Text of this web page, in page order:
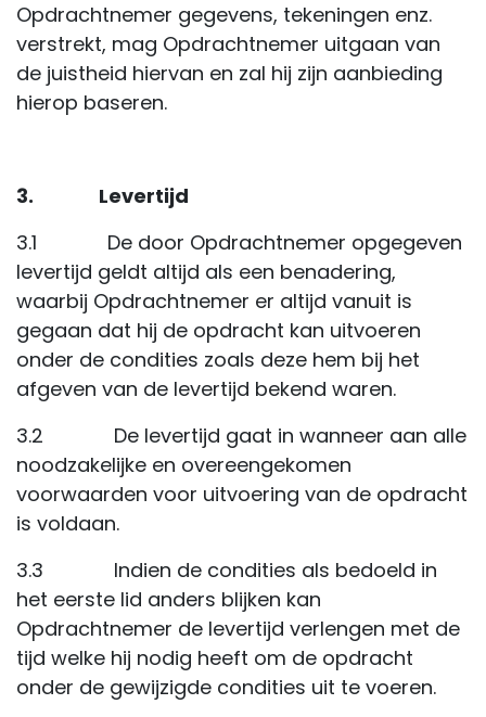
Opdrachtnemer gegevens, tekeningen enz.
verstrekt, mag Opdrachtnemer uitgaan van
de juistheid hiervan en zal hij zijn aanbieding
hierop baseren.
3. Levertijd
3.1 De door Opdrachtnemer opgegeven
levertijd geldt altijd als een benadering,
waarbij Opdrachtnemer er altijd vanuit is
gegaan dat hij de opdracht kan uitvoeren
onder de condities zoals deze hem bij het
afgeven van de levertijd bekend waren.
3.2 De levertijd gaat in wanneer aan alle
noodzakelijke en overeengekomen
voorwaarden voor uitvoering van de opdracht
is voldaan.
3.3 Indien de condities als bedoeld in
het eerste lid anders blijken kan
Opdrachtnemer de levertijd verlengen met de
tijd welke hij nodig heeft om de opdracht
onder de gewijzigde condities uit te voeren.